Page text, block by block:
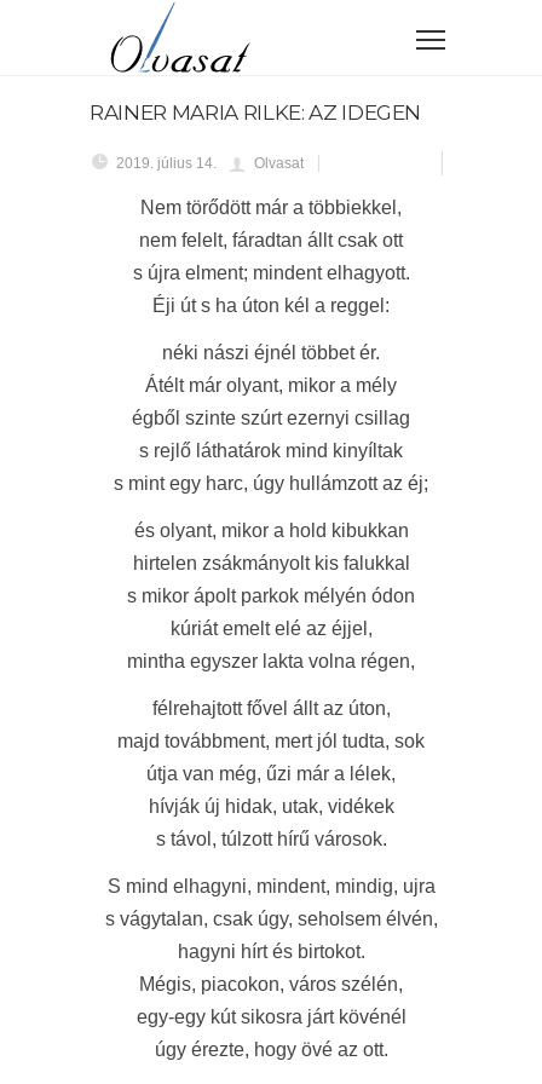
RAINER MARIA RILKE: AZ IDEGEN
2019. július 14. Olvasat
Nem törődött már a többiekkel,
nem felelt, fáradtan állt csak ott
s újra elment; mindent elhagyott.
Éji út s ha úton kél a reggel:
néki nászi éjnél többet ér.
Átélt már olyant, mikor a mély
égből szinte szúrt ezernyi csillag
s rejlő láthatárok mind kinyíltak
s mint egy harc, úgy hullámzott az éj;
és olyant, mikor a hold kibukkan
hirtelen zsákmányolt kis falukkal
s mikor ápolt parkok mélyén ódon
kúriát emelt elé az éjjel,
mintha egyszer lakta volna régen,
félrehajtott fővel állt az úton,
majd továbbment, mert jól tudta, sok
útja van még, űzi már a lélek,
hívják új hidak, utak, vidékek
s távol, túlzott hírű városok.
S mind elhagyni, mindent, mindig, ujra
s vágytalan, csak úgy, seholsem élvén,
hagyni hírt és birtokot.
Mégis, piacokon, város szélén,
egy-egy kút sikosra járt kövénél
úgy érezte, hogy övé az ott.